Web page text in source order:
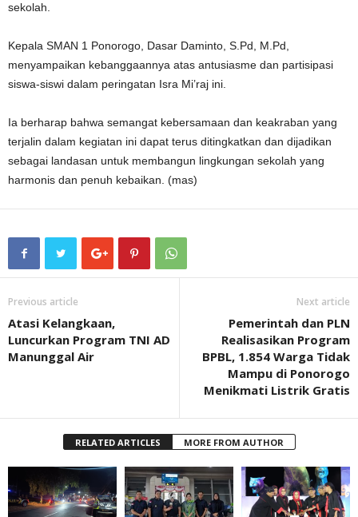
sekolah.
Kepala SMAN 1 Ponorogo, Dasar Daminto, S.Pd, M.Pd,
menyampaikan kebanggaannya atas antusiasme dan partisipasi
siswa-siswi dalam peringatan Isra Mi’raj ini.
Ia berharap bahwa semangat kebersamaan dan keakraban yang
terjalin dalam kegiatan ini dapat terus ditingkatkan dan dijadikan
sebagai landasan untuk membangun lingkungan sekolah yang
harmonis dan penuh kebaikan. (mas)
Previous article
Atasi Kelangkaan,
Luncurkan Program TNI AD
Manunggal Air
Next article
Pemerintah dan PLN
Realisasikan Program
BPBL, 1.854 Warga Tidak
Mampu di Ponorogo
Menikmati Listrik Gratis
RELATED ARTICLES MORE FROM AUTHOR